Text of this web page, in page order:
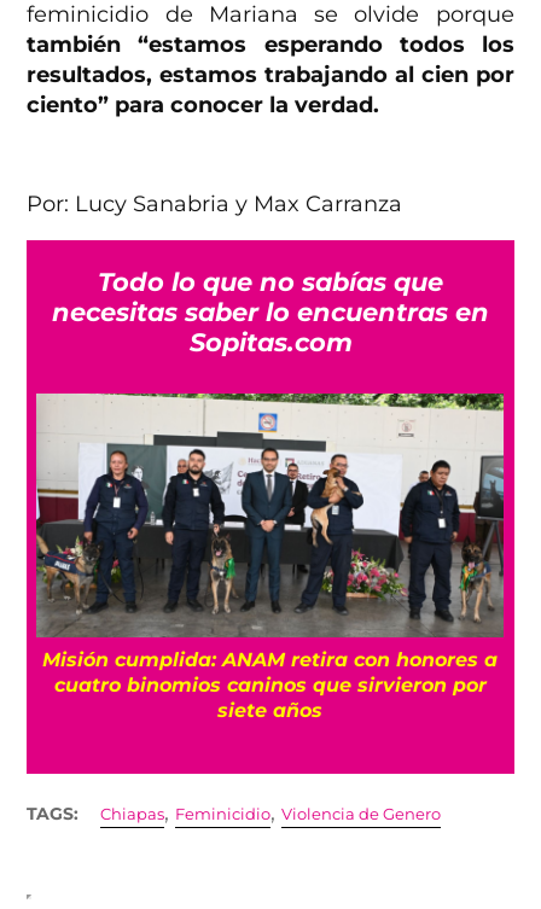
feminicidio de Mariana se olvide porque
también “estamos esperando todos los
resultados, estamos trabajando al cien por
ciento” para conocer la verdad.
Por: Lucy Sanabria y Max Carranza
Todo lo que no sabías que
necesitas saber lo encuentras en
Sopitas.com
¿Quién es Ángel Aguirre y por qué lo
relacionan con el caso Ayotzinapa?
TAGS: Chiapas, Feminicidio,Violencia de Genero